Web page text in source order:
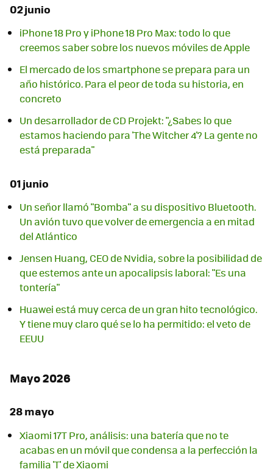
02 junio
iPhone 18 Pro y iPhone 18 Pro Max: todo lo que
creemos saber sobre los nuevos móviles de Apple
El mercado de los smartphone se prepara para un
año histórico. Para el peor de toda su historia, en
concreto
Un desarrollador de CD Projekt: "¿Sabes lo que
estamos haciendo para 'The Witcher 4'? La gente no
está preparada"
01 junio
Un señor llamó "Bomba" a su dispositivo Bluetooth.
Un avión tuvo que volver de emergencia a en mitad
del Atlántico
Jensen Huang, CEO de Nvidia, sobre la posibilidad de
que estemos ante un apocalipsis laboral: "Es una
tontería"
Huawei está muy cerca de un gran hito tecnológico.
Y tiene muy claro qué se lo ha permitido: el veto de
EEUU
Mayo 2026
28 mayo
Xiaomi 17T Pro, análisis: una batería que no te
acabas en un móvil que condensa a la perfección la
familia 'T' de Xiaomi